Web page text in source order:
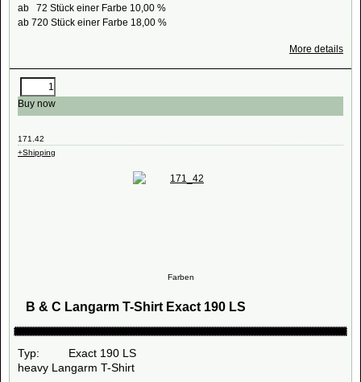
ab 72 Stück einer Farbe 10,00 %
ab 720 Stück einer Farbe 18,00 %
More details
Buy now
171.42
+Shipping
Farben
B & C Langarm T-Shirt Exact 190 LS
Typ: Exact 190 LS
heavy Langarm T-Shirt